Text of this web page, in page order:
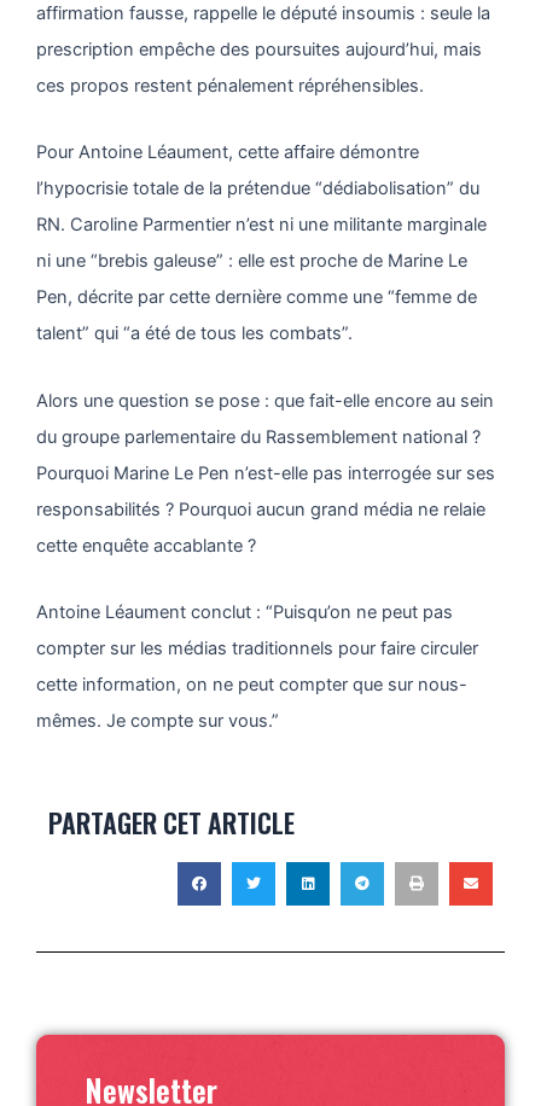
affirmation fausse, rappelle le député insoumis : seule la
prescription empêche des poursuites aujourd’hui, mais
ces propos restent pénalement répréhensibles.
Pour Antoine Léaument, cette affaire démontre
l’hypocrisie totale de la prétendue “dédiabolisation” du
RN. Caroline Parmentier n’est ni une militante marginale
ni une “brebis galeuse” : elle est proche de Marine Le
Pen, décrite par cette dernière comme une “femme de
talent” qui “a été de tous les combats”.
Alors une question se pose : que fait-elle encore au sein
du groupe parlementaire du Rassemblement national ?
Pourquoi Marine Le Pen n’est-elle pas interrogée sur ses
responsabilités ? Pourquoi aucun grand média ne relaie
cette enquête accablante ?
Antoine Léaument conclut : “Puisqu’on ne peut pas
compter sur les médias traditionnels pour faire circuler
cette information, on ne peut compter que sur nous-
mêmes. Je compte sur vous.”
PARTAGER CET ARTICLE
Newsletter